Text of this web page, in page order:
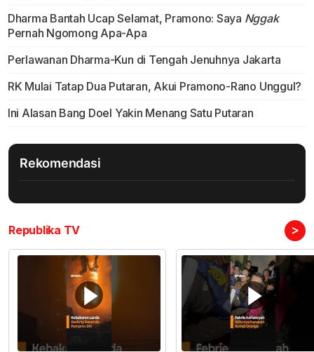
Dharma Bantah Ucap Selamat, Pramono: Saya Nggak
Pernah Ngomong Apa-Apa
Perlawanan Dharma-Kun di Tengah Jenuhnya Jakarta
RK Mulai Tatap Dua Putaran, Akui Pramono-Rano Unggul?
Ini Alasan Bang Doel Yakin Menang Satu Putaran
Rekomendasi
Republika TV >